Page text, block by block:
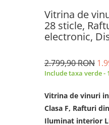
Vitrina de
28 sticle,
electronic,
2.799,90 RON
Include taxa verde -
Vitrina de vinuri
Clasa F, Rafturi
Iluminat interior